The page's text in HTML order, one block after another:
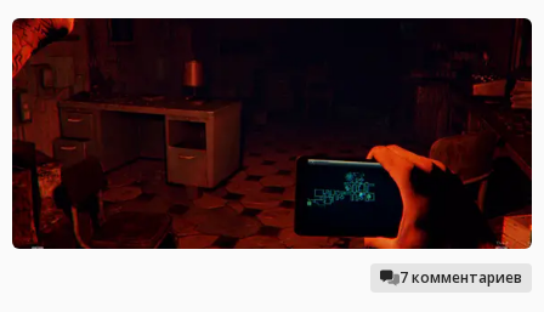
7 комментариев